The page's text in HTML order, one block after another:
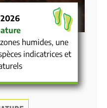
humides, une
indicatrices et